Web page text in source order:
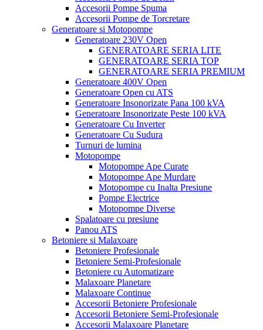
Accesorii Pompe Spuma
Accesorii Pompe de Torcretare
Generatoare si Motopompe
Generatoare 230V Open
GENERATOARE SERIA LITE
GENERATOARE SERIA TOP
GENERATOARE SERIA PREMIUM
Generatoare 400V Open
Generatoare Open cu ATS
Generatoare Insonorizate Pana 100 kVA
Generatoare Insonorizate Peste 100 kVA
Generatoare Cu Inverter
Generatoare Cu Sudura
Turnuri de lumina
Motopompe
Motopompe Ape Curate
Motopompe Ape Murdare
Motopompe cu Inalta Presiune
Pompe Electrice
Motopompe Diverse
Spalatoare cu presiune
Panou ATS
Betoniere si Malaxoare
Betoniere Profesionale
Betoniere Semi-Profesionale
Betoniere cu Automatizare
Malaxoare Planetare
Malaxoare Continue
Accesorii Betoniere Profesionale
Accesorii Betoniere Semi-Profesionale
Accesorii Malaxoare Planetare